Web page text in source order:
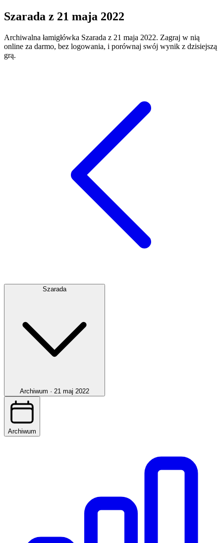
Szarada z 21 maja 2022
Archiwalna łamigłówka Szarada z 21 maja 2022. Zagraj w nią
online za darmo, bez logowania, i porównaj swój wynik z dzisiejszą
grą.
Szarada
Archiwum · 21 maj 2022
Archiwum